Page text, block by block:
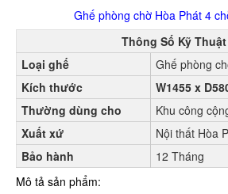
Ghế phòng chờ Hòa Phát 4
Thông Số Kỹ Thuật
Loại ghế
Ghế phòng
Kích thước
W1455 x
Thường dùng cho
Khu công
Xuất xứ
Nội thất Hòa
Bảo hành
12 Tháng
Mô tả sản phẩm: